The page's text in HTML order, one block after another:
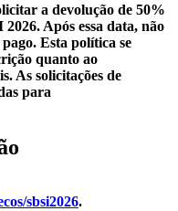
a devolução de 50%
Após essa data, não
Esta política se
quanto ao
As solicitações de
para
sbsi2026.